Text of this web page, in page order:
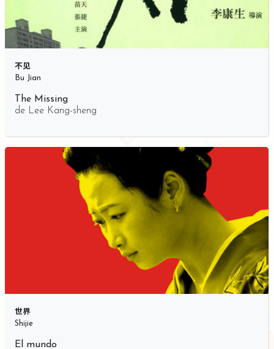
不见
Bu Jian
The Missing
de Lee Kang-sheng
世界
Shijie
El mundo